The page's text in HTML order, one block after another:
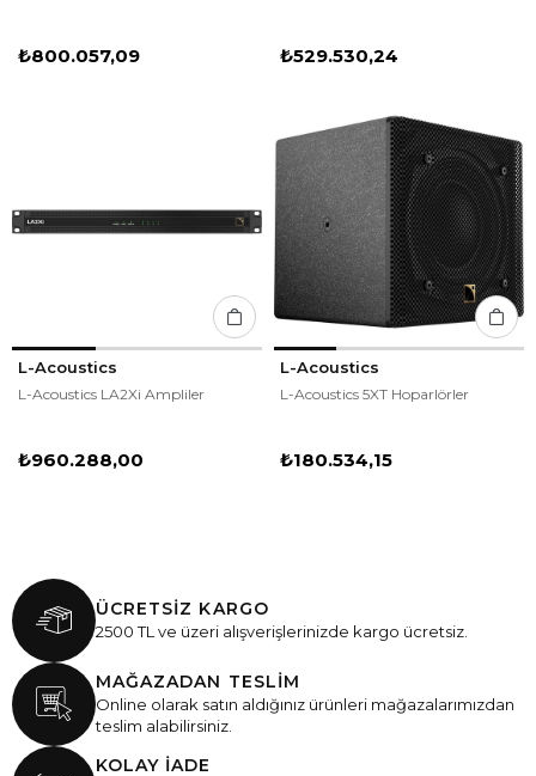
₺800.057,09 ₺529.530,24
L-Acoustics
L-Acoustics LA2Xi Ampliler
₺960.288,00
L-Acoustics
L-Acoustics 5XT Hoparlörler
₺180.534,15
ÜCRETSİZ KARGO
2500 TL ve üzeri alışverişlerinizde kargo ücretsiz.
MAĞAZADAN TESLİM
Online olarak satın aldığınız ürünleri mağazalarımızdan
teslim alabilirsiniz.
KOLAY İADE